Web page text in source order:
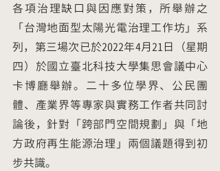
各項治理缺口與因應對策，所舉辦之
「台灣地面型太陽光電治理工作坊」系
列，第三場次已於2022年4月21日（星期
四）於國立臺北科技大學集思會議中心
卡博廳舉辦。二十多位學界、公民團
體、產業界等專家與實務工作者共同討
論後，針對「跨部門空間規劃」與「地
方政府再生能源治理」兩個議題得到初
步共識。